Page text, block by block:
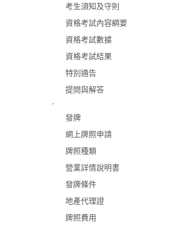
考生須知及守則
資格考試內容綱要
資格考試數據
資格考試結果
特別通告
提問與解答
-
發牌
網上牌照申請
牌照種類
營業詳情說明書
發牌條件
地產代理證
牌照費用